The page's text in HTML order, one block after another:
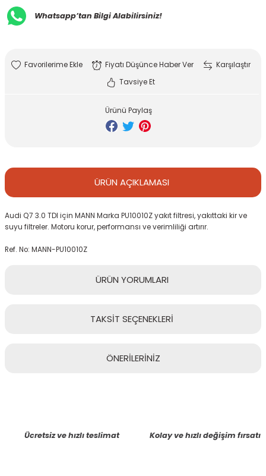
Whatsapp’tan Bilgi Alabilirsiniz!
Fiyatı Düşünce Haber Ver
Karşılaştır
Tavsiye Et
Ürünü Paylaş
ÜRÜN AÇIKLAMASI
Audi Q7 3.0 TDI için MANN Marka PU10010Z yakıt filtresi, yakıttaki kir ve
suyu filtreler. Motoru korur, performansı ve verimliliği artırır.
Ref. No: MANN-PU10010Z
ÜRÜN YORUMLARI
TAKSİT SEÇENEKLERİ
ÖNERİLERİNİZ
Ücretsiz ve hızlı teslimat Kolay ve hızlı değişim fırsatı